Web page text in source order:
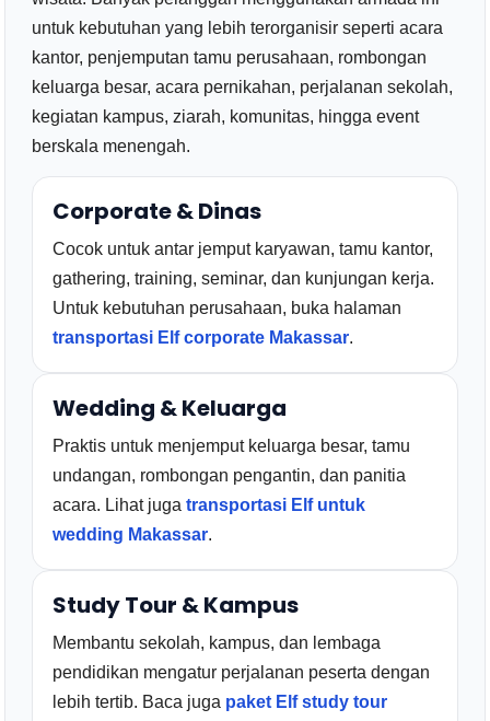
untuk kebutuhan yang lebih terorganisir seperti acara
kantor, penjemputan tamu perusahaan, rombongan
keluarga besar, acara pernikahan, perjalanan sekolah,
kegiatan kampus, ziarah, komunitas, hingga event
berskala menengah.
Corporate & Dinas
Cocok untuk antar jemput karyawan, tamu kantor,
gathering, training, seminar, dan kunjungan kerja.
Untuk kebutuhan perusahaan, buka halaman
transportasi Elf corporate Makassar.
Wedding & Keluarga
Praktis untuk menjemput keluarga besar, tamu
undangan, rombongan pengantin, dan panitia
acara. Lihat jugatransportasi Elf untuk
wedding Makassar.
Study Tour & Kampus
Membantu sekolah, kampus, dan lembaga
pendidikan mengatur perjalanan peserta dengan
lebih tertib. Baca juga paket Elf study tour